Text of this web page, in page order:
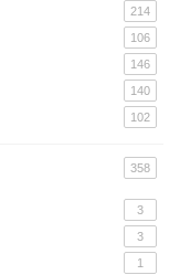
214
106
146
140
102
358
3
3
1